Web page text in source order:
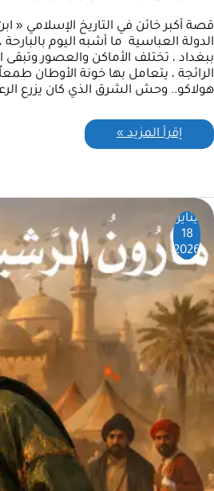
قصة أكبر خائن في التاريخ الإسلامي «
الدولة العباسية ما أشبه اليوم
ببغداد ، تختلف الأماكن والعصور وتبقى
الرائجة ، يتعامل بها خونة الأوطان
هولاكو.. وحش الشرق الذي كان يزرع
إقرأ المزيد »
يناير
18
2026